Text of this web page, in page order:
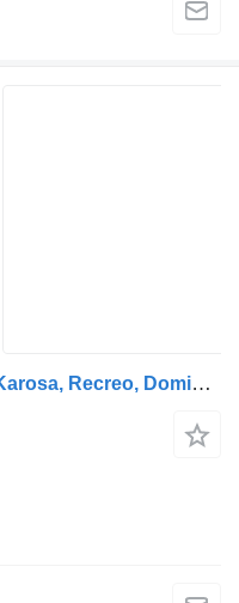
Irisbus Access, Evadys, Axer, Karosa, Recreo, Domino, Agora, Citelis, Eurorider (1999-) otobüs için Irisbus eurorider (01.01-) 504020768 direksiyon